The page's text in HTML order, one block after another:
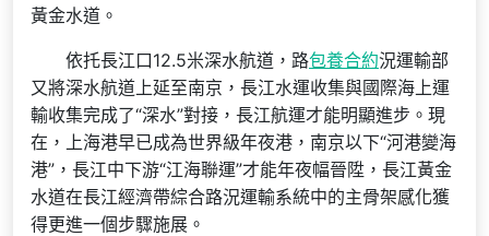
黃金水道。
依托長江口12.5米深水航道，路包養合約況運輸部
又將深水航道上延至南京，長江水運收集與國際海上運
輸收集完成了“深水”對接，長江航運才能明顯進步。現
在，上海港早已成為世界級年夜港，南京以下“河港變海
港”，長江中下游“江海聯運”才能年夜幅晉陞，長江黃金
水道在長江經濟帶綜合路況運輸系統中的主骨架感化獲
得更進一個步驟施展。